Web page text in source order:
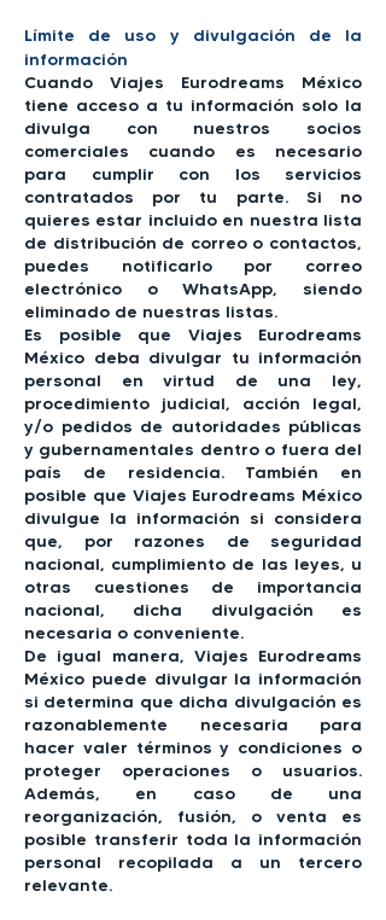
Límite de uso y divulgación de la
información
Cuando Viajes Eurodreams México
tiene acceso a tu información solo la
divulga con nuestros socios
comerciales cuando es necesario
para cumplir con los servicios
contratados por tu parte. Si no
quieres estar incluido en nuestra lista
de distribución de correo o contactos,
puedes notificarlo por correo
electrónico o WhatsApp, siendo
eliminado de nuestras listas.
Es posible que Viajes Eurodreams
México deba divulgar tu información
personal en virtud de una ley,
procedimiento judicial, acción legal,
y/o pedidos de autoridades públicas
y gubernamentales dentro o fuera del
país de residencia. También en
posible que Viajes Eurodreams México
divulgue la información si considera
que, por razones de seguridad
nacional, cumplimiento de las leyes, u
otras cuestiones de importancia
nacional, dicha divulgación es
necesaria o conveniente.
De igual manera, Viajes Eurodreams
México puede divulgar la información
si determina que dicha divulgación es
razonablemente necesaria para
hacer valer términos y condiciones o
proteger operaciones o usuarios.
Además, en caso de una
reorganización, fusión, o venta es
posible transferir toda la información
personal recopilada a un tercero
relevante.